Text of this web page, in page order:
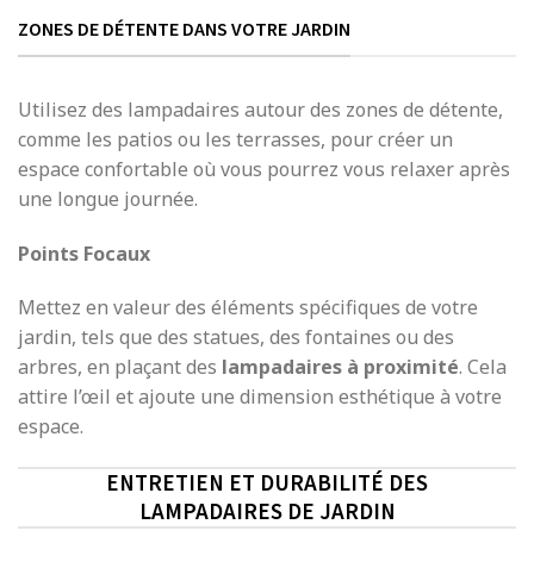
ZONES DE DÉTENTE DANS VOTRE JARDIN
Utilisez des lampadaires autour des zones de détente,
comme les patios ou les terrasses, pour créer un
espace confortable où vous pourrez vous relaxer après
une longue journée.
Points Focaux
Mettez en valeur des éléments spécifiques de votre
jardin, tels que des statues, des fontaines ou des
arbres, en plaçant des lampadaires à proximité. Cela
attire l’œil et ajoute une dimension esthétique à votre
espace.
ENTRETIEN ET DURABILITÉ DES
LAMPADAIRES DE JARDIN